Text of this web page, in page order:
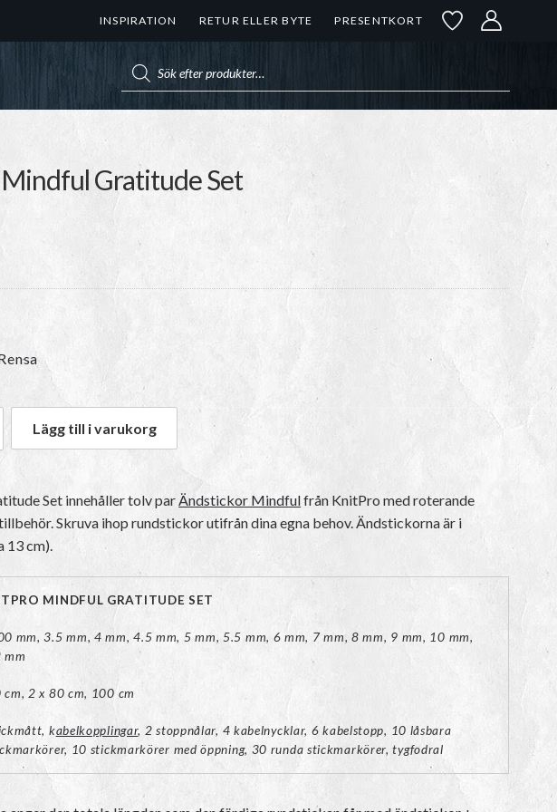
INSPIRATION RETUR ELLER BYTE PRESENTKORT
Gratitude Set
Mindful Gratitude Set mängd
Lägg till i varukorg
Set innehåller tolv par Ändstickor Mindfulfrån KnitPro med roterande
Skruva ihop rundstickor utifrån dina egna behov. Ändstickorna är i
13 cm).
MINDFUL GRATITUDE SET
mm, 3.5 mm, 4 mm, 4.5 mm, 5 mm, 5.5 mm, 6 mm, 7 mm, 8 mm, 9 mm, 10 mm,
mm
cm, 2 x 80 cm, 100 cm
kabelkopplingar, 2 stoppnålar, 4 kabelnycklar, 6 kabelstopp, 10 låsbara
10 stickmarkörer med öppning, 30 runda stickmarkörer, tygfodral